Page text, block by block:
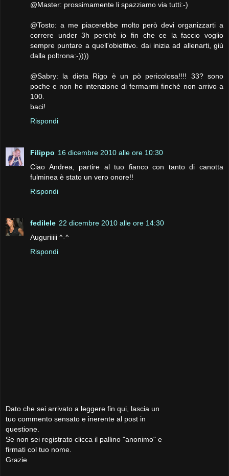
@Master: prossimamente li spazziamo via tutti:-)
@Tosto: a me piacerebbe molto però devi organizzarti a
correre under 3h perchè io fin che ce la faccio voglio
sempre puntare a quell'obiettivo. dai inizia ad allenarti, giù
dalla poltrona:-))))
@Sabry: la dieta Rigo è un pò pericolosa!!!! 33? sono
poche e non ho intenzione di fermarmi finchè non arrivo a
100.
baci!
Rispondi
Filippo 16 dicembre 2010 alle ore 10:30
Ciao Andrea, partire al tuo fianco con tanto di canotta
fulminea è stato un vero onore!!
Rispondi
fedilele 22 dicembre 2010 alle ore 14:30
Auguriiiii ^-^
Rispondi
Dato che sei arrivato a leggere fin qui, lascia un
tuo commento sensato e inerente al post in
questione.
Se non sei registrato clicca il pallino "anonimo" e
firmati col tuo nome.
Grazie